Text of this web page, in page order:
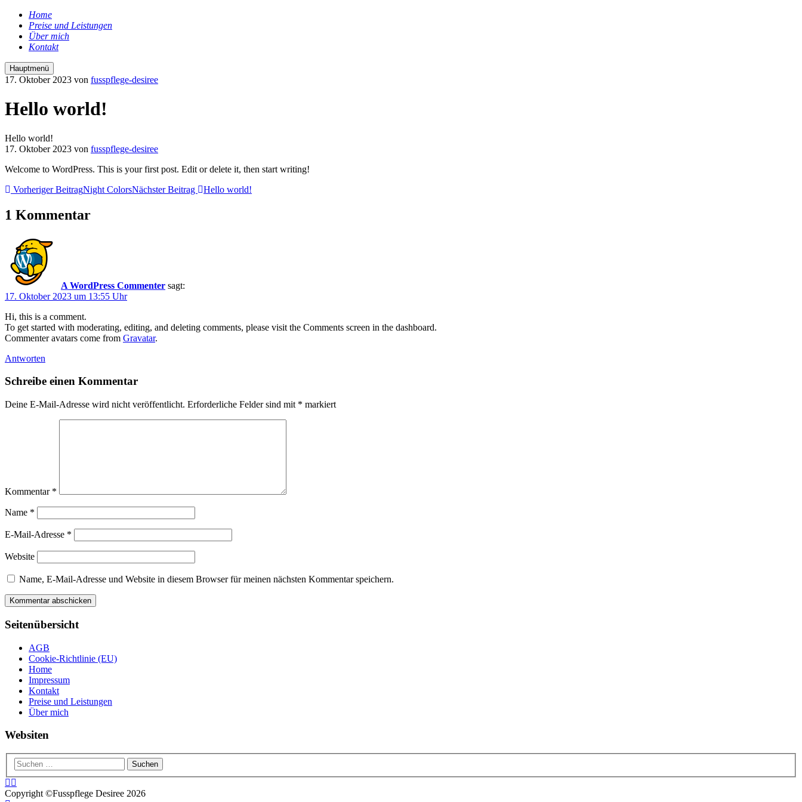
Home
Preise und Leistungen
Über mich
Kontakt
Hauptmenü
17. Oktober 2023 von fusspflege-desiree
Hello world!
Hello world!
17. Oktober 2023 von fusspflege-desiree
Welcome to WordPress. This is your first post. Edit or delete it, then start writing!
Vorheriger BeitragNight ColorsNächster Beitrag Hello world!
1 Kommentar
A WordPress Commenter sagt:
17. Oktober 2023 um 13:55 Uhr
Hi, this is a comment.
To get started with moderating, editing, and deleting comments, please visit the Comments screen in the dashboard.
Commenter avatars come from Gravatar.
Antworten
Schreibe einen Kommentar
Deine E-Mail-Adresse wird nicht veröffentlicht. Erforderliche Felder sind mit * markiert
Kommentar *
Name *
E-Mail-Adresse *
Website
Name, E-Mail-Adresse und Website in diesem Browser für meinen nächsten Kommentar speichern.
Seitenübersicht
AGB
Cookie-Richtlinie (EU)
Home
Impressum
Kontakt
Preise und Leistungen
Über mich
Websiten
Copyright ©Fusspflege Desiree 2026